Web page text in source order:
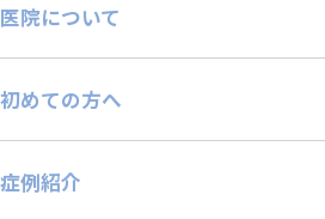
医院について
初めての方へ
症例紹介